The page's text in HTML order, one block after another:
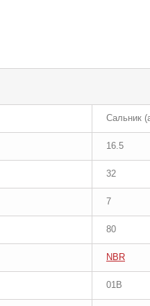
Сальник
16.5
32
7
80
NBR
01B